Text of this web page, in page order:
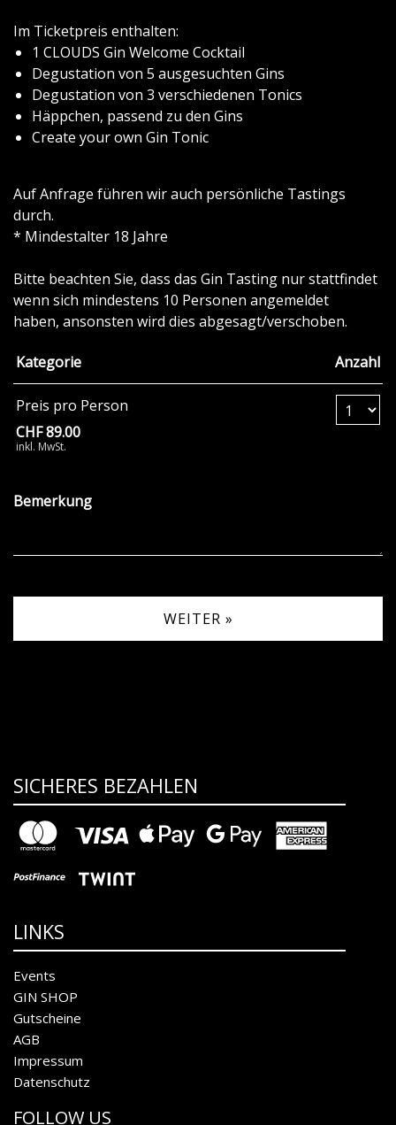
Im Ticketpreis enthalten:
1 CLOUDS Gin Welcome Cocktail
Degustation von 5 ausgesuchten Gins
Degustation von 3 verschiedenen Tonics
Häppchen, passend zu den Gins
Create your own Gin Tonic
Auf Anfrage führen wir auch persönliche Tastings
durch.
* Mindestalter 18 Jahre
Bitte beachten Sie, dass das Gin Tasting nur stattfindet
wenn sich mindestens 10 Personen angemeldet
haben, ansonsten wird dies abgesagt/verschoben.
Kategorie Anzahl
Preis pro Person
CHF 89.00
inkl. MwSt.
Anzahl Tickets
Bemerkung
WEITER »
SICHERES BEZAHLEN
LINKS
Events
GIN SHOP
Gutscheine
AGB
Impressum
Datenschutz
FOLLOW US